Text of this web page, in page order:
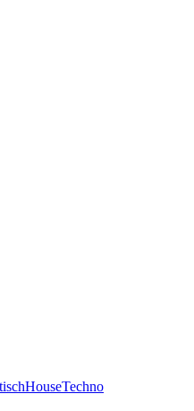
HouseTechno